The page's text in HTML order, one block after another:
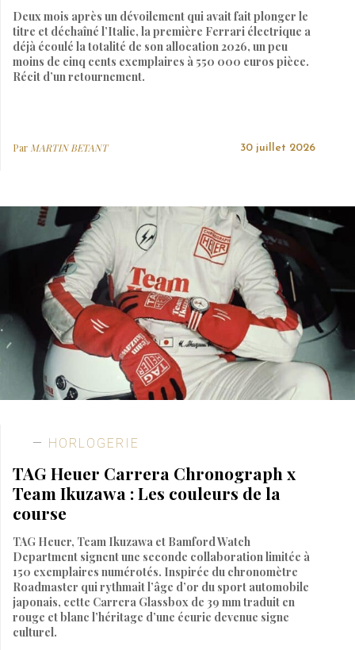
Deux mois après un dévoilement qui avait fait plonger le
titre et déchaîné l’Italie, la première Ferrari électrique a
déjà écoulé la totalité de son allocation 2026, un peu
moins de cinq cents exemplaires à 550 000 euros pièce.
Récit d’un retournement.
Par MARTIN BETANT 30 juillet 2026
HORLOGERIE
TAG Heuer Carrera Chronograph x
Team Ikuzawa : Les couleurs de la
course
TAG Heuer, Team Ikuzawa et Bamford Watch
Department signent une seconde collaboration limitée à
150 exemplaires numérotés. Inspirée du chronomètre
Roadmaster qui rythmait l’âge d’or du sport automobile
japonais, cette Carrera Glassbox de 39 mm traduit en
rouge et blanc l’héritage d’une écurie devenue signe
culturel.